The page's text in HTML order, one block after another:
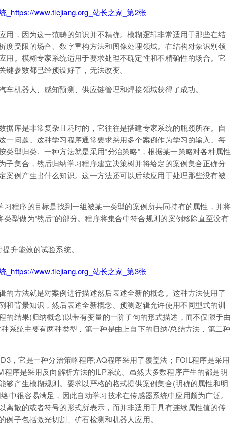
用，因为这一范畴的知识并不精确。模糊逻辑非常适用于那些在结
度受限的场合、数字重构方法和图像处理领域。在结构对象识别领
用。模糊专家系统适用于要求处理不确定性和不精确性的场合。它
参数都已经预设好了，无法改变。
车机器人、感知预测、供应链管理和焊接领域获得了成功。
据库是非常复杂且耗时的，它往往是搭建专家系统的瓶颈所在。自
一问题。这种学习程序通常要求采用多个案例作为学习的输入。每
类型归类。一种方法就是采用“分治策略”，根据某一策略对各种属性
子集合，然后归纳学习程序建立决策树并将给定的案例集合正确分
案例产生出什么知识。这一方法还可以后续应用于处理那些没有被
习程序的目标是找到一组被某一类型的案例所共同持有的属性，并将
类型做为“然后”的部分。程序将集合中符合规则的案例移除直至没有
升能效的试验系统。
的方法就是对案例进行描述然后表述全新的概念。这种方法使用了
和背景知识，然后表述全新概念。预测逻辑允许使用不同型式的训
的结果(归纳概念)以带有变量的一阶子句的形式描述，而不仅限于由
系统主要有两种类型，第一种是由上自下的归纳/总结方法，第二种
，它是一种分治策略程序;AQ程序采用了覆盖法；FOIL程序是采用
程序是采用反向解析方法的ILP系统。虽然大多数程序产生的都是明
够产生模糊规则。要求以严格的格式提供案例集合(明确的属性和明
中很容易满足，因此自动学习技术在传感器系统中应用颇为广泛。
离散的或者符号的形式所表示，而并非适用于具有连续属性值的传
例子包括激光切割、矿石检测和机器人应用。